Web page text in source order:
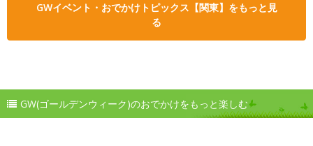
GWイベント・おでかけトピックス【関東】をもっと見
る
GW(ゴールデンウィーク)のおでかけをもっと楽しむ